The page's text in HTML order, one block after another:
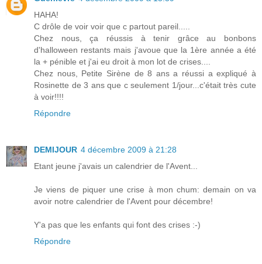
HAHA!
C drôle de voir voir que c partout pareil.....
Chez nous, ça réussis à tenir grâce au bonbons
d'halloween restants mais j'avoue que la 1ère année a été
la + pénible et j'ai eu droit à mon lot de crises....
Chez nous, Petite Sirène de 8 ans a réussi a expliqué à
Rosinette de 3 ans que c seulement 1/jour...c'était très cute
à voir!!!!
Répondre
DEMIJOUR 4 décembre 2009 à 21:28
Etant jeune j'avais un calendrier de l'Avent...
Je viens de piquer une crise à mon chum: demain on va
avoir notre calendrier de l'Avent pour décembre!
Y'a pas que les enfants qui font des crises :-)
Répondre